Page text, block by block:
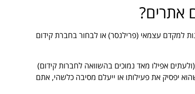
אתרים?
למקדם עצמאי (פרילנסר) או לבחור בחברת קידום
אפילו מאד נמוכים בהשוואה לחברות קידום)
יפסיק את פעילותו או ייעלם מסיבה כלשהי, אתם